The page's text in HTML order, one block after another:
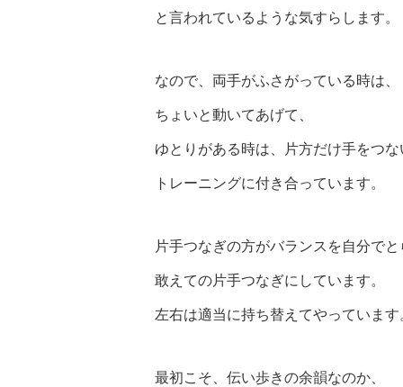
と言われているような気すらします。
なので、両手がふさがっている時は、
ちょいと動いてあげて、
ゆとりがある時は、片方だけ手をつな
トレーニングに付き合っています。
片手つなぎの方がバランスを自分で
敢えての片手つなぎにしています。
左右は適当に持ち替えてやっています
最初こそ、伝い歩きの余韻なのか、